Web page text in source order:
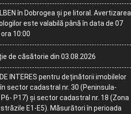
în Dobrogea și pe litoral. Avertizarea
este valabilă până în data de 07
10:00
de căsătorie din 03.08.2026
INTERES pentru deținătorii imobilelor
sector cadastral nr. 30 (Peninsula-
P17) și sector cadastral nr. 18 (Zona
E1-E5). Măsurători în perioada